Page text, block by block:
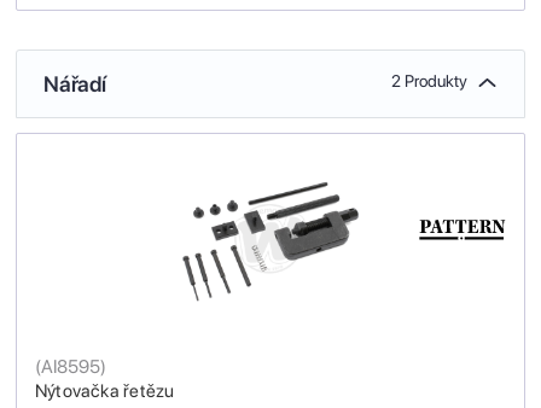
Nářadí 2 Produkty
Nýtovačka řetězu
(AI8595)